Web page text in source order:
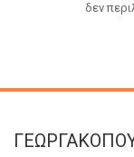
δεν